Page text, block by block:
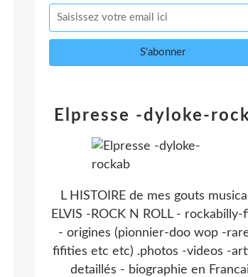
Elpresse -dyloke-
L HISTOIRE de mes gouts
ELVIS -ROCK N ROLL - rockabilly-
- origines (pionnier-doo wop -
fifities etc etc) .photos -videos -
detaillés - biographie en